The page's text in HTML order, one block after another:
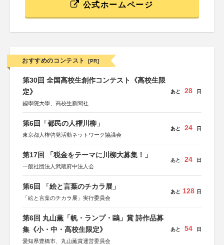
公式ホームページ
おすすめのコンテスト [PR]
第30回 全国高校生創作コンテスト《高校生限
定》
國學院大學、高校生新聞社
あと 28 日
第6回「都民の人権川柳」
東京都人権啓発活動ネットワーク協議会
あと 24 日
第17回 「税金をテーマに川柳大募集！」
一般社団法人武蔵府中法人会
あと 24 日
第6回 「絵と言葉のチカラ展」
「絵と言葉のチカラ展」実行委員会
あと 128 日
第6回 丸山薫「帆・ランプ・鷗」賞 詩作品募
集《小・中・高校生限定》
愛知県豊橋市、丸山薫賞運営委員会
あと 54 日